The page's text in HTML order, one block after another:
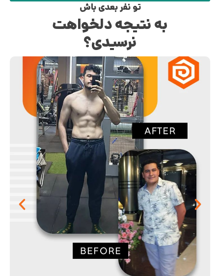
تو نفر بعدی باش
به نتیجه دلخواهت
نرسیدی؟